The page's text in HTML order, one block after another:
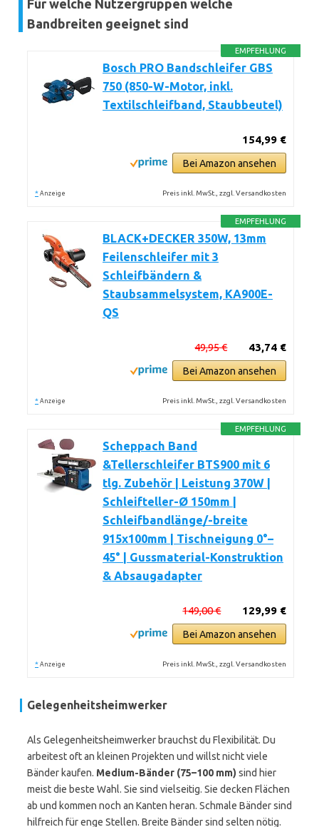
Für welche Nutzergruppen welche
Bandbreiten geeignet sind
EMPFEHLUNG
Bosch PRO Bandschleifer GBS
750 (850-W-Motor, inkl.
Textilschleifband, Staubbeutel)
154,99 €
Bei Amazon ansehen
* Anzeige Preis inkl. MwSt., zzgl. Versandkosten
EMPFEHLUNG
BLACK+DECKER 350W, 13mm
Feilenschleifer mit 3
Schleifbändern &
Staubsammelsystem, KA900E-
QS
43,74 €
49,95 €
Bei Amazon ansehen
* Anzeige Preis inkl. MwSt., zzgl. Versandkosten
EMPFEHLUNG
Scheppach Band
&Tellerschleifer BTS900 mit 6
tlg. Zubehör | Leistung 370W |
Schleifteller-Ø 150mm |
Schleifbandlänge/-breite
915x100mm | Tischneigung 0°–
45° | Gussmaterial-Konstruktion
& Absaugadapter
129,99 €
149,00 €
Bei Amazon ansehen
* Anzeige Preis inkl. MwSt., zzgl. Versandkosten
Gelegenheitsheimwerker
Als Gelegenheitsheimwerker brauchst du Flexibilität. Du
arbeitest oft an kleinen Projekten und willst nicht viele
Bänder kaufen. Medium-Bänder (75–100 mm) sind hier
meist die beste Wahl. Sie sind vielseitig. Sie decken Flächen
ab und kommen noch an Kanten heran. Schmale Bänder sind
hilfreich für enge Stellen. Breite Bänder sind selten nötig.